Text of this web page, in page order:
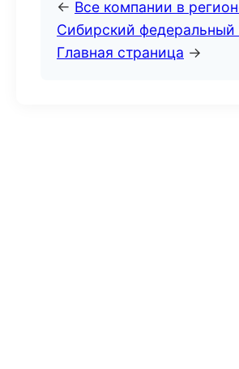
← Все компании в
Сибирский федеральный
Главная страница →